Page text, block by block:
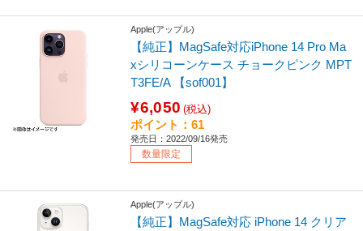
Apple(アップル)
【純正】MagSafe対応iPhone 14 Pro Ma
xシリコーンケース チョークピンク MPT
T3FE/A 【sof001】
¥6,050 (税込)
ポイント：61
発売日：2022/09/16発売
数量限定
Apple(アップル)
【純正】MagSafe対応 iPhone 14 クリア